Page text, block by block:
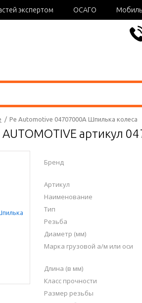
экспертом ОСАГО
/ Pe Automotive 04707000A Шпилька колеса
артикул
Бренд
Артикул
Наименование
Тип
Резьба
Диаметр (мм)
Марка грузовой а/м или оси
Длина (в мм)
Класс прочности
Размер резьбы